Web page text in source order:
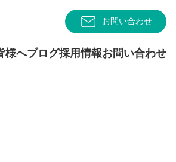
お問い合わせ
様へブログ採用情報お問い合わせ